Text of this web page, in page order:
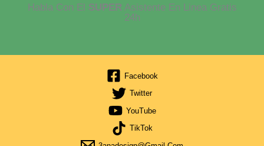
Habla Con El SUPERAsistente En Linea Gratis
24h
Facebook
Twitter
YouTube
TikTok